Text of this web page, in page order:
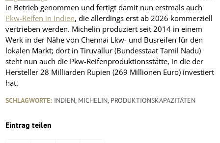
in Betrieb genommen und fertigt damit nun erstmals auch
Pkw-Reifen in Indien, die allerdings erst ab 2026 kommerziell
vertrieben werden. Michelin produziert seit 2014 in einem
Werk in der Nähe von Chennai Lkw- und Busreifen für den
lokalen Markt; dort in Tiruvallur (Bundesstaat Tamil Nadu)
steht nun auch die Pkw-Reifenproduktionsstätte, in die der
Hersteller 28 Milliarden Rupien (269 Millionen Euro) investiert
hat.
SCHLAGWORTE: INDIEN, MICHELIN, PRODUKTIONSKAPAZITÄTEN
Eintrag teilen